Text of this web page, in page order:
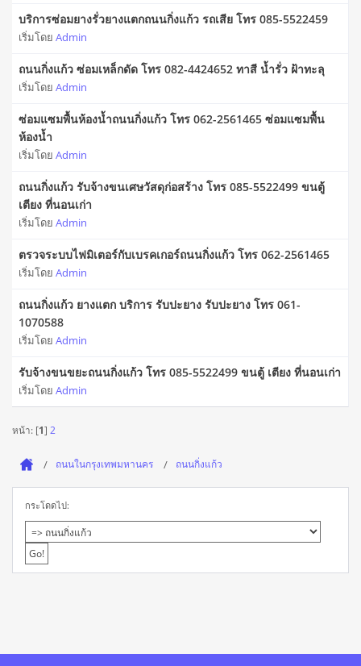
บริการซ่อมยางรั่วยางแตกถนนกิ่งแก้ว รถเสีย โทร 085-5522459
เริ่มโดย Admin
ถนนกิ่งแก้ว ซ่อมเหล็กดัด โทร 082-4424652 ทาสี น้ำรั่ว ฝ้าทะลุ
เริ่มโดย Admin
ซ่อมแซมพื้นห้องน้ำถนนกิ่งแก้ว โทร 062-2561465 ซ่อมแซมพื้น
ห้องน้ำ
เริ่มโดย Admin
ถนนกิ่งแก้ว รับจ้างขนเศษวัสดุก่อสร้าง โทร 085-5522499 ขนตู้
เตียง ที่นอนเก่า
เริ่มโดย Admin
ตรวจระบบไฟมิเตอร์กับเบรคเกอร์ถนนกิ่งแก้ว โทร 062-2561465
เริ่มโดย Admin
ถนนกิ่งแก้ว ยางแตก บริการ รับปะยาง รับปะยาง โทร 061-
1070588
เริ่มโดย Admin
รับจ้างขนขยะถนนกิ่งแก้ว โทร 085-5522499 ขนตู้ เตียง ที่นอนเก่า
เริ่มโดย Admin
หน้า: [1] 2
ถนนในกรุงเทพมหานคร ถนนกิ่งแก้ว
กระโดดไป: